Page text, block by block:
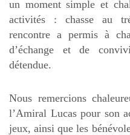
un moment simple et
activités : chasse au
rencontre a permis à
d’échange et de
détendue.
Nous remercions
l’Amiral Lucas pour son
jeux, ainsi que les